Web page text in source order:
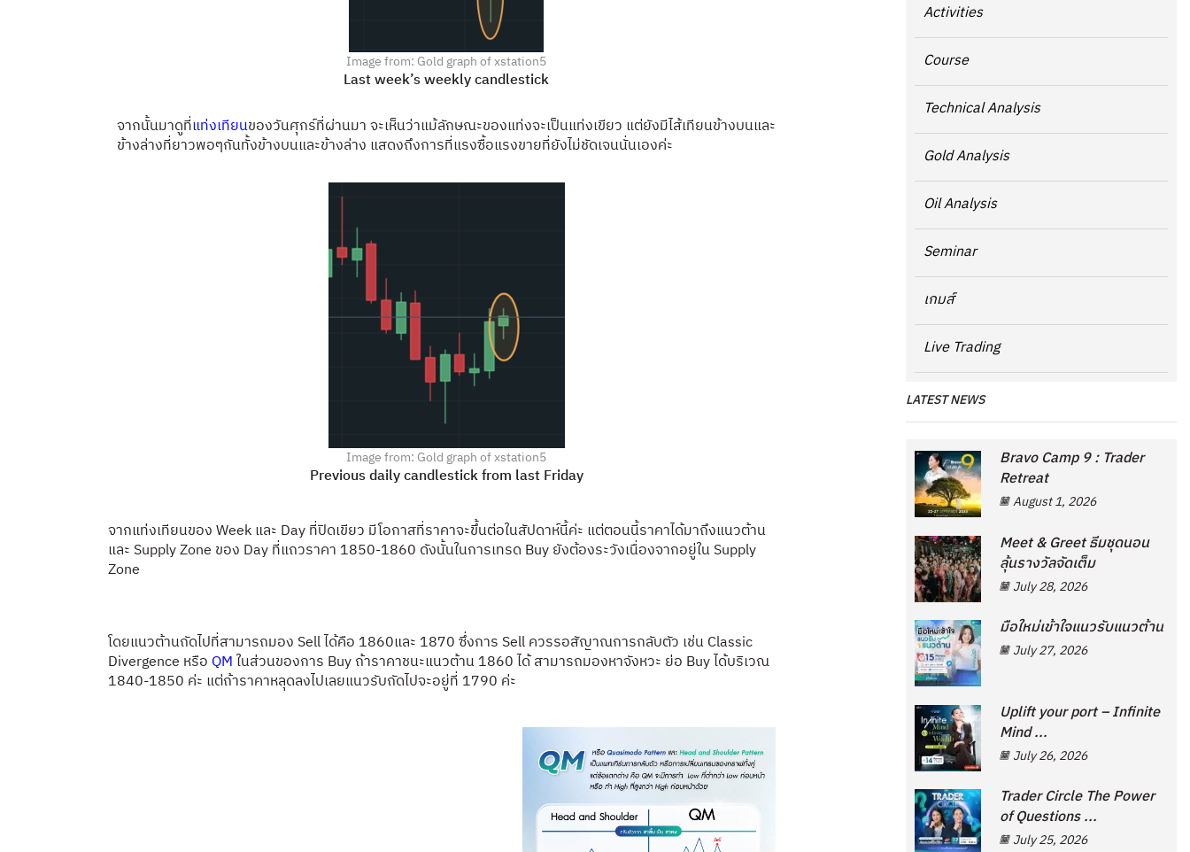
Image from: Gold graph of xstation5
Last week’s weekly candlestick
จากนั้นมาดูที่แท่งเทียนของวันศุกร์ที่ผ่านมา จะเห็นว่าแม้ลักษณะของแท่งจะเป็นแท่งเขียว แต่ยังมีไส้เทียนข้างบนและ
ข้างล่างที่ยาวพอๆกันทั้งข้างบนและข้างล่าง แสดงถึงการที่แรงซื้อแรงขายที่ยังไม่ชัดเจนนั่นเองค่ะ
Image from: Gold graph of xstation5
Previous daily candlestick from last Friday
จากแท่งเทียนของ Week และ Day ที่ปิดเขียว มีโอกาสที่ราคาจะขึ้นต่อในสัปดาห์นี้ค่ะ แต่ตอนนี้ราคาได้มาถึงแนวต้าน
และ Supply Zone ของ Day ที่แถวราคา 1850-1860 ดังนั้นในการเทรด Buy ยังต้องระวังเนื่องจากอยู่ใน Supply
Zone
โดยแนวต้านถัดไปที่สามารถมอง Sell ได้คือ 1860และ 1870ซึ่งการ Sell ควรรอสัญาณการกลับตัว เช่น Classic
Divergence หรือ QMในส่วนของการ Buy ถ้าราคาชนะแนวต้าน 1860 ได้ สามารถมองหาจังหวะ ย่อ Buy ได้บริเวณ
1840-1850 ค่ะ แต่ถ้าราคาหลุดลงไปเลยแนวรับถัดไปจะอยู่ที่ 1790 ค่ะ
Activities
Course
Technical Analysis
Gold Analysis
Oil Analysis
Seminar
เกมส์
Live Trading
LATEST NEWS
Bravo Camp 9 : Trader
Retreat
August 1, 2026
Meet & Greet ธีมชุดนอน
ลุ้นรางวัลจัดเต็ม
July 28, 2026
มือใหม่เข้าใจแนวรับแนวต้าน
July 27, 2026
Uplift your port – Infinite
Mind ...
July 26, 2026
Trader Circle The Power
of Questions ...
July 25, 2026